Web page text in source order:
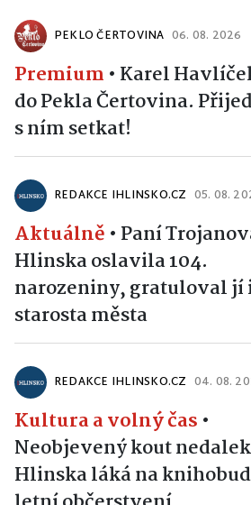
PEKLO ČERTOVINA 06. 08. 2026
Premium • Karel
do Pekla Čertovina.
s ním setkat!
REDAKCE IHLINSKO.CZ 05. 08.
Aktuálně • Paní
Hlinska oslavila 104.
narozeniny, gratuloval jí
starosta města
REDAKCE IHLINSKO.CZ 04. 08.
Kultura a volný čas •
Neobjevený kout
Hlinska láká na